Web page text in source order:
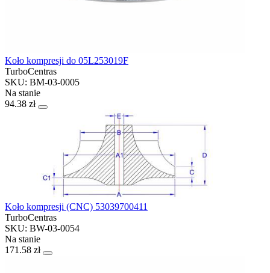
Koło kompresji do 05L253019F
TurboCentras
SKU: BM-03-0005
Na stanie
94.38 zł
Koło kompresji (CNC) 53039700411
TurboCentras
SKU: BW-03-0054
Na stanie
171.58 zł